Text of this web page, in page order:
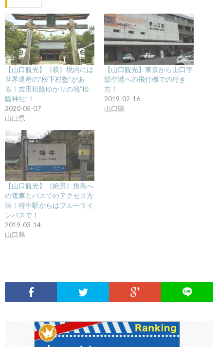
【山口観光】《萩》境内には
世界遺産の”松下村塾”があ
る！吉田松陰ゆかりの地”松
蔭神社”！
2020-05-07
山口県
【山口観光】東京から山口宇
部空港への飛行機での行き
方！
2019-02-16
山口県
【山口観光】《絶景》角島へ
の電車とバスでのアクセス方
法！特牛駅からはブルーライ
ンバスで！
2019-03-14
山口県